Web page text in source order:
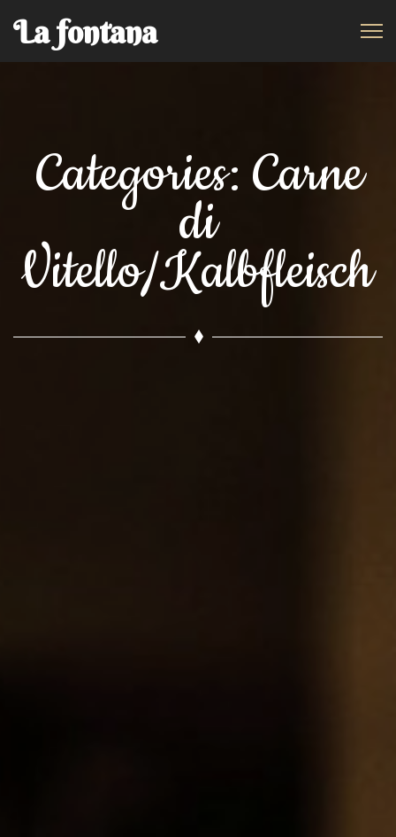
La fontana
Categories: Carne
di
Vitello/Kalbfleisch